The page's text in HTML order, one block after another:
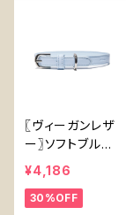
〖ヴィーガンレザ
ー〗ソフトブルー
首輪 【Vegan
Leather】 Soft
Blue Collar
¥4,186
30%OFF